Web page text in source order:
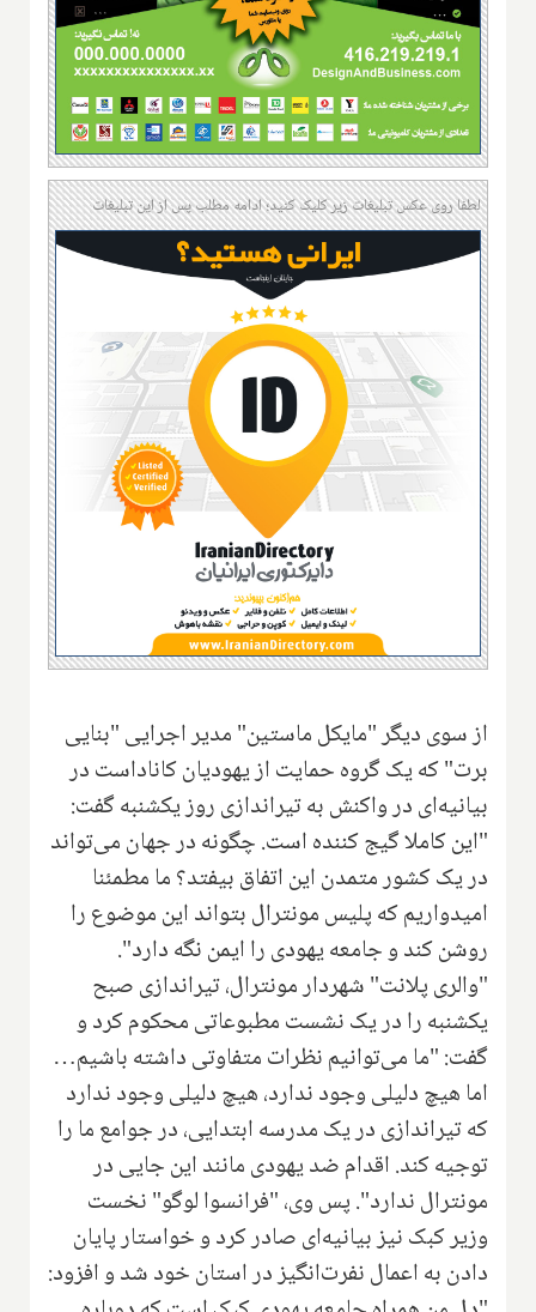
لطفا روی عکس تبلیغات زیر کلیک کنید؛ ادامه مطلب پس از این تبلیغات
از سوی دیگر "مایکل ماستین" مدیر اجرایی "بنایی
برت" که یک گروه حمایت از یهودیان کاناداست در
بیانیه‌ای در واکنش به تیراندازی روز یکشنبه گفت:
"این کاملا گیج کننده است. چگونه در جهان می‌تواند
در یک کشور متمدن این اتفاق بیفتد؟ ما مطمئنا
امیدواریم که پلیس مونترال بتواند این موضوع را
روشن کند و جامعه یهودی را ایمن نگه دارد".
"والری پلانت" شهردار مونترال، تیراندازی صبح
یکشنبه را در یک نشست مطبوعاتی محکوم کرد و
گفت: "ما می‌توانیم نظرات متفاوتی داشته باشیم…
اما هیچ دلیلی وجود ندارد، هیچ دلیلی وجود ندارد
که تیراندازی در یک مدرسه ابتدایی، در جوامع ما را
توجیه کند. اقدام ضد یهودی مانند این جایی در
مونترال ندارد". پس وی، "فرانسوا لوگو" نخست
وزیر کبک نیز بیانیه‌ای صادر کرد و خواستار پایان
دادن به اعمال نفرت‌انگیز در استان خود شد و افزود: